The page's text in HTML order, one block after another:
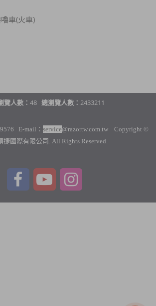
車(火車)
覽人數： 48 總瀏覽人數： 2433211
E-mail： service@razortw.com.tw Copyright ©
捷國際有限公司. All Rights Reserved.